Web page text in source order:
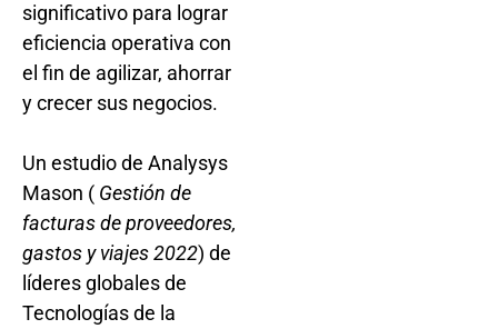
significativo para lograr
eficiencia operativa con
el fin de agilizar, ahorrar
y crecer sus negocios.
Un estudio de Analysys
Mason ( Gestión de
facturas de proveedores,
gastos y viajes 2022) de
líderes globales de
Tecnologías de la